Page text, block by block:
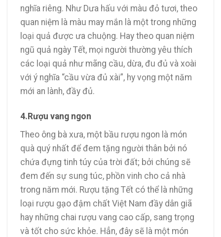
nghĩa riêng. Như Dưa hấu với màu đỏ tươi, theo
quan niệm là màu may mắn là một trong những
loại quả được ưa chuộng. Hay theo quan niệm
ngũ quả ngày Tết, mọi người thường yêu thích
các loại quả như mãng cầu, dừa, đu đủ và xoài
với ý nghĩa “cầu vừa đủ xài”, hy vọng một năm
mới an lành, đầy đủ.
4.Rượu vang ngon
Theo ông bà xưa, một bầu rượu ngon là món
quà quý nhất để đem tặng người thân bởi nó
chứa đựng tinh túy của trời đất; bởi chúng sẽ
đem đến sự sung túc, phồn vinh cho cả nhà
trong năm mới. Rượu tặng Tết có thể là những
loại rượu gạo đậm chất Việt Nam đầy dân giã
hay những chai rượu vang cao cấp, sang trọng
và tốt cho sức khỏe. Hẳn, đây sẽ là một món